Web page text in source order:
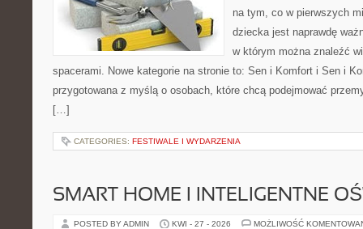
na tym, co w pierwszych
dziecka jest naprawdę
w którym można znaleźć
spacerami. Nowe kategorie na stronie to: Sen i Komfort i Sen i
przygotowana z myślą o osobach, które chcą podejmować
[…]
CATEGORIES: FESTIWALE I WYDARZENIA
SMART HOME I INTELIGENTNE
POSTED BY ADMIN KWI - 27 - 2026 MOŻLIWOŚĆ